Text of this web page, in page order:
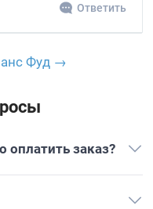
Ответить
Фуд →
заказ?